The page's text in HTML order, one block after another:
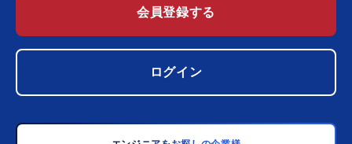
会員登録する
ログイン